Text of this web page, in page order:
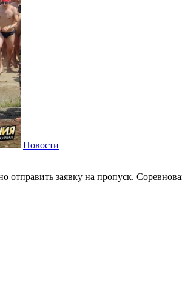
Новости
отправить заявку на пропуск.